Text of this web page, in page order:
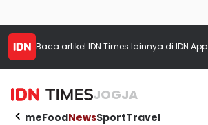
Baca artikel IDN Times lainnya di IDN App
JOGJA
HomeFoodNewsSportTravel